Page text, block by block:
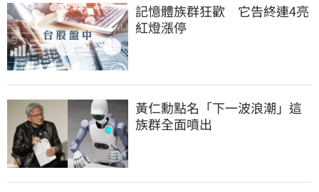
記憶體族群狂歡　它告終連4亮
紅燈漲停
黃仁勳點名「下一波浪潮」這
族群全面噴出